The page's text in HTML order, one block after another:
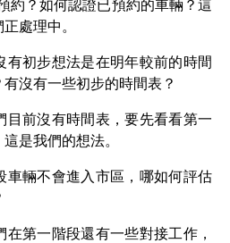
約？如何認證已預約的車輛？這
處理中。
有初步想法是在明年較前的時間
沒有一些初步的時間表？
目前沒有時間表，要先看看第一
是我們的想法。
車輛不會進入市區，哪如何評估
第一階段還有一些對接工作，